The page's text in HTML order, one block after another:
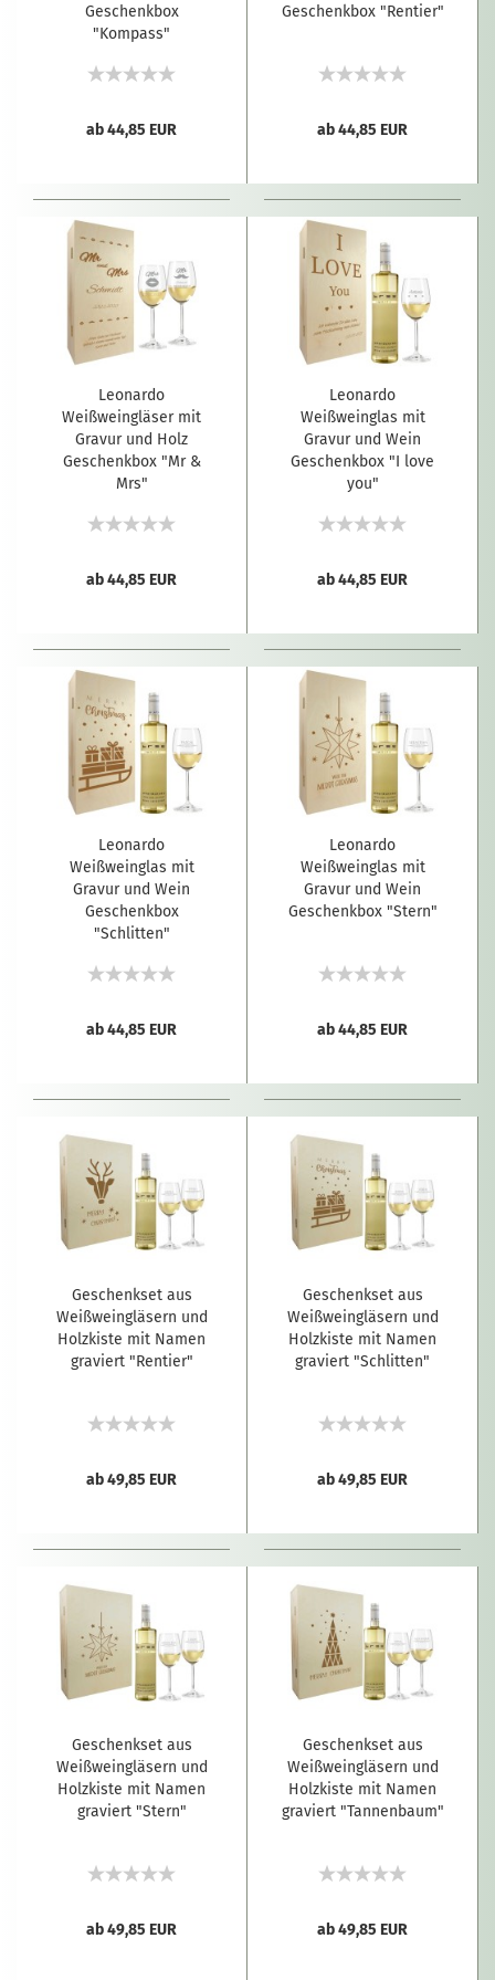
Geschenkbox
"Kompass"
ab 44,85 EUR
Geschenkbox "Rentier"
ab 44,85 EUR
Leonardo
Weißweingläser mit
Gravur und Holz
Geschenkbox "Mr &
Mrs"
ab 44,85 EUR
Leonardo
Weißweinglas mit
Gravur und Wein
Geschenkbox "I love
you"
ab 44,85 EUR
Leonardo
Weißweinglas mit
Gravur und Wein
Geschenkbox
"Schlitten"
ab 44,85 EUR
Leonardo
Weißweinglas mit
Gravur und Wein
Geschenkbox "Stern"
ab 44,85 EUR
Geschenkset aus
Weißweingläsern und
Holzkiste mit Namen
graviert "Rentier"
ab 49,85 EUR
Geschenkset aus
Weißweingläsern und
Holzkiste mit Namen
graviert "Schlitten"
ab 49,85 EUR
Geschenkset aus
Weißweingläsern und
Holzkiste mit Namen
graviert "Stern"
ab 49,85 EUR
Geschenkset aus
Weißweingläsern und
Holzkiste mit Namen
graviert "Tannenbaum"
ab 49,85 EUR